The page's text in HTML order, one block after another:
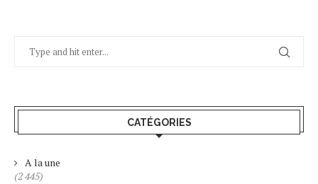
CATÉGORIES
A la une
(2 445)